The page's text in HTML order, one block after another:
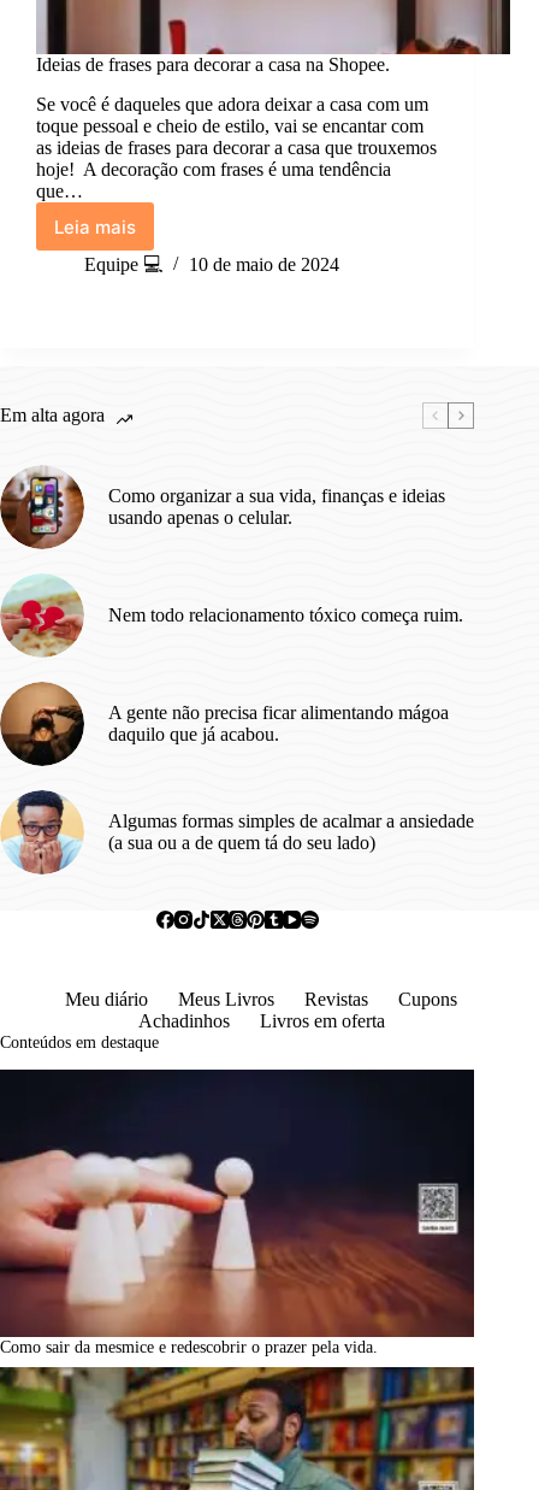
Ideias de frases para decorar a casa na Shopee.
Se você é daqueles que adora deixar a casa com um
toque pessoal e cheio de estilo, vai se encantar com
as ideias de frases para decorar a casa que trouxemos
hoje! A decoração com frases é uma tendência
que…
Leia mais
Ideias
de
frases
Shopee.
Equipe 💻 10 de maio de 2024
Em alta agora
Como organizar a sua vida, finanças e ideias
usando apenas o celular.
Nem todo relacionamento tóxico começa ruim.
A gente não precisa ficar alimentando mágoa
daquilo que já acabou.
Algumas formas simples de acalmar a ansiedade
(a sua ou a de quem tá do seu lado)
Meu diário Meus Livros Revistas
Cupons
Achadinhos
Livros em oferta
Conteúdos em destaque
Como sair da mesmice e redescobrir o prazer pela vida.